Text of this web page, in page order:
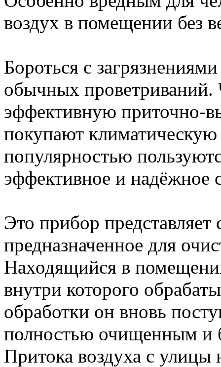
воздух в помещении без
Бороться с
обычных проветриваний.
эффективную приточно-
покупают
популярностью
эффективное и надёжное
Это прибор представляет
предназначенное для
Находящийся в
внутри которого
обработки он вновь
полностью очищенным и
Притока воздуха с улицы